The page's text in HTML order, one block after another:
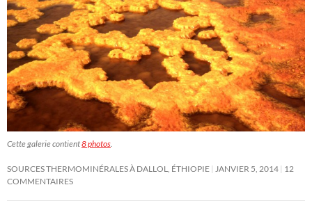
Cette galerie contient8 photos.
SOURCES THERMOMINÉRALES À DALLOL, ÉTHIOPIE JANVIER 5, 2014 12
COMMENTAIRES